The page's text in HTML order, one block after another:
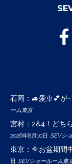
石岡：🚙愛車💕が
ーム東京
宮村：2&4！どち
2026年8月10日 SEVシ
東京：🌞お盆期間
日 SEVショールーム東